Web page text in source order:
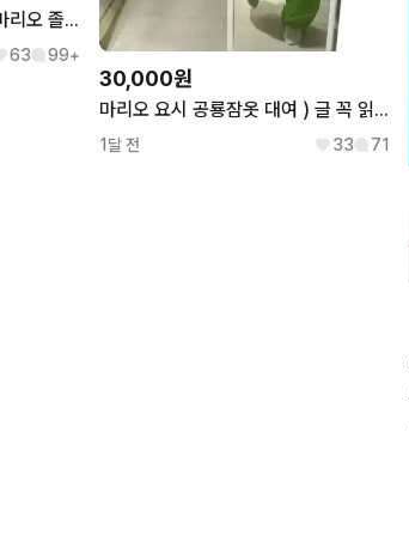
요시 코스튬 잠옷 대여 슈퍼마리오 졸업사진 옷
63 99+
30,000원
마리오 요시 공룡잠옷 대여 ) 글 꼭 읽고 채팅
1달 전 33 71